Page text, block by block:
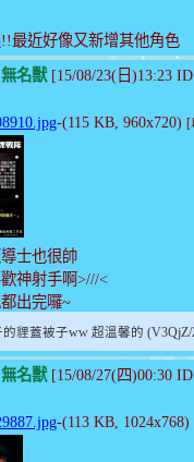
最近好像又新增其他角色
無名獸[15/08/23(日)13:23
-(115 KB, 960x720) [
士也很帥
神射手啊>///<
出完囉~
貍蓋被子ww 超溫馨的 (V3QjZ/
無名獸[15/08/27(四)00:30
-(113 KB, 1024x768)